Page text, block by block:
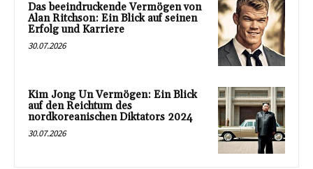
Das beeindruckende Vermögen von
Alan Ritchson: Ein Blick auf seinen
Erfolg und Karriere
30.07.2026
Kim Jong Un Vermögen: Ein Blick
auf den Reichtum des
nordkoreanischen Diktators 2024
30.07.2026